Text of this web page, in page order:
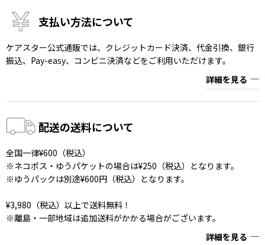
支払い方法について
ケアスター公式通販では、クレジットカード決済、代金引換、銀行
振込、Pay-easy、コンビニ決済などをご利用いただけます。
詳細を見る
配送の送料について
全国一律¥600（税込）
※ネコポス・ゆうパケットの場合は¥250（税込）となります。
※ゆうパックは別途¥600円（税込）となります。
¥3,980（税込）以上で送料無料！
※離島・一部地域は追加送料がかかる場合がございます。
詳細を見る